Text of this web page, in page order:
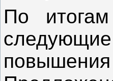
По
следующие